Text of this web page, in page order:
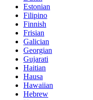
Estonian
Filipino
Finnish
Frisian
Galician
Georgian
Gujarati
Haitian
Hausa
Hawaiian
Hebrew